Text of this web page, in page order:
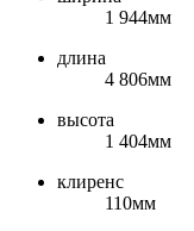
1 944мм
длина
4 806мм
высота
1 404мм
клиренс
110мм